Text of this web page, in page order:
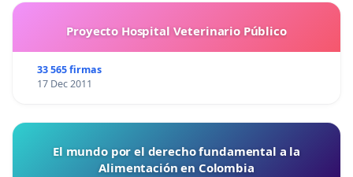
Proyecto Hospital Veterinario Público
33 565 firmas
17 Dec 2011
El mundo por el derecho fundamental a la
Alimentación en Colombia